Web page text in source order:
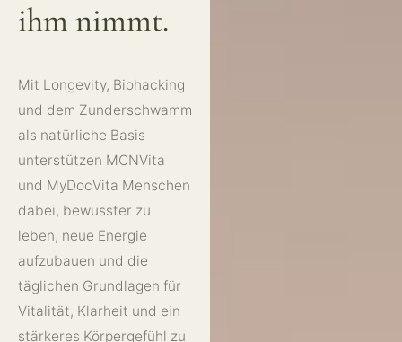
ihm nimmt.
Mit Longevity, Biohacking
und dem Zunderschwamm
als natürliche Basis
unterstützen MCNVita
und MyDocVita Menschen
dabei, bewusster zu
leben, neue Energie
aufzubauen und die
täglichen Grundlagen für
Vitalität, Klarheit und ein
stärkeres Körpergefühl zu